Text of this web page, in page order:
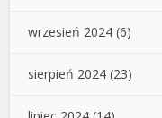
wrzesień 2024 (6)
sierpień 2024 (23)